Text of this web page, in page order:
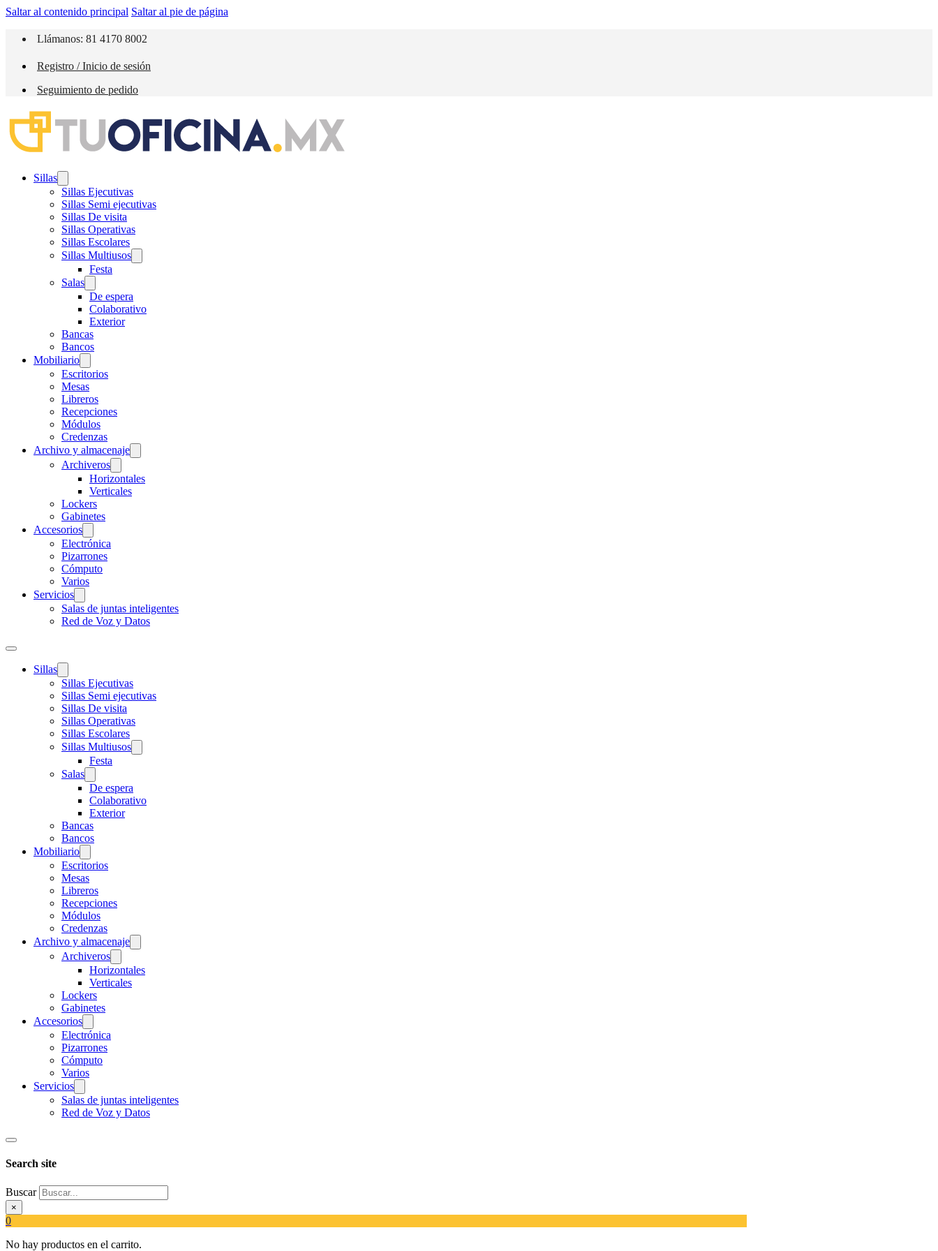
Saltar al contenido principal Saltar al pie de página
Llámanos: 81 4170 8002
Registro / Inicio de sesión
Seguimiento de pedido
Sillas
Sillas Ejecutivas
Sillas Semi ejecutivas
Sillas De visita
Sillas Operativas
Sillas Escolares
Sillas Multiusos
Festa
Salas
De espera
Colaborativo
Exterior
Bancas
Bancos
Mobiliario
Escritorios
Mesas
Libreros
Recepciones
Módulos
Credenzas
Archivo y almacenaje
Archiveros
Horizontales
Verticales
Lockers
Gabinetes
Accesorios
Electrónica
Pizarrones
Cómputo
Varios
Servicios
Salas de juntas inteligentes
Red de Voz y Datos
Sillas
Sillas Ejecutivas
Sillas Semi ejecutivas
Sillas De visita
Sillas Operativas
Sillas Escolares
Sillas Multiusos
Festa
Salas
De espera
Colaborativo
Exterior
Bancas
Bancos
Mobiliario
Escritorios
Mesas
Libreros
Recepciones
Módulos
Credenzas
Archivo y almacenaje
Archiveros
Horizontales
Verticales
Lockers
Gabinetes
Accesorios
Electrónica
Pizarrones
Cómputo
Varios
Servicios
Salas de juntas inteligentes
Red de Voz y Datos
Search site
Buscar
×
0
No hay productos en el carrito.